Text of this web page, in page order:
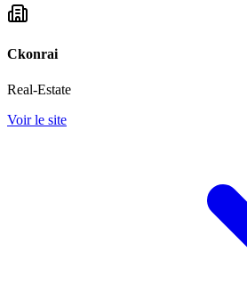
Ckonrai
Real-Estate
Voir le site